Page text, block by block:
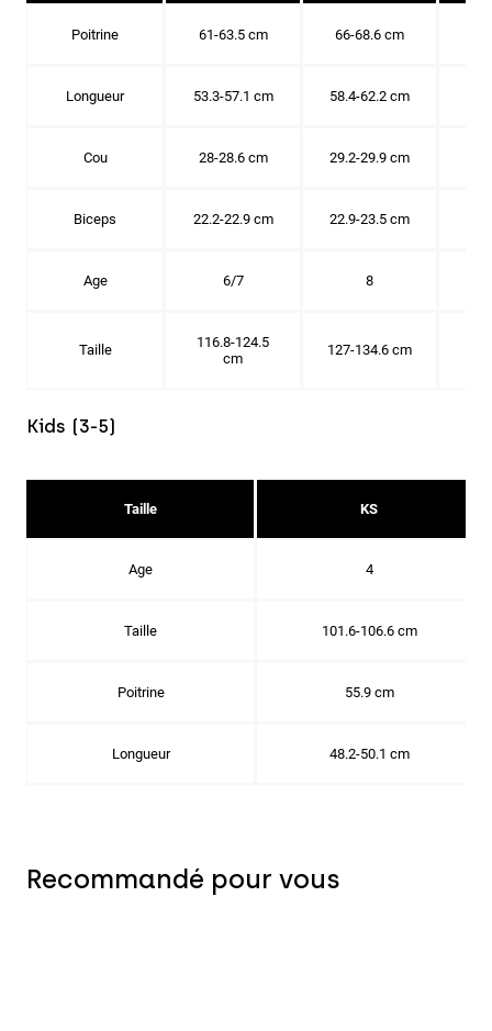
Poitrine 61-63.5 cm 66-68.6 cm
Longueur 53.3-57.1 cm 58.4-62.2 cm
Cou 28-28.6 cm 29.2-29.9 cm
Biceps 22.2-22.9 cm 22.9-23.5 cm
Age 6/7 8
Taille
116.8-124.5
cm
127-134.6 cm
Kids (3-5)
Taille KS
Age 4
Taille 101.6-106.6 cm
Poitrine 55.9 cm
Longueur 48.2-50.1 cm
Recommandé pour vous